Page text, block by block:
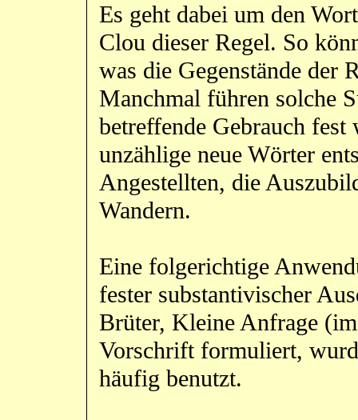
Es geht dabei um den
Clou dieser Regel. So
was die Gegenstände der
Manchmal führen solche
betreffende Gebrauch
unzählige neue Wörter
Angestellten, die
Wandern.
Eine folgerichtige
fester substantivischer
Brüter, Kleine Anfrage
Vorschrift formuliert,
häufig benutzt.